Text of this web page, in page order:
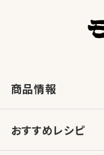
商品情報
おすすめレシピ